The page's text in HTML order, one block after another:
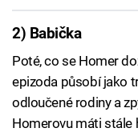
2) Babička
Poté, co se Homer
epizoda působí jako
odloučené rodiny a
Homerovu máti stále